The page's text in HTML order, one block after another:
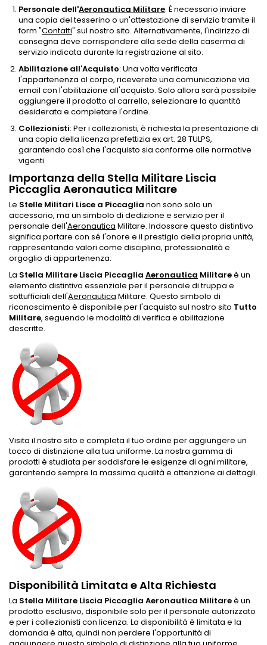
Personale dell'Aeronautica Militare: È necessario inviare
una copia del tesserino o un'attestazione di servizio tramite il
form "Contatti" sul nostro sito. Alternativamente, l'indirizzo di
consegna deve corrispondere alla sede della caserma di
servizio indicata durante la registrazione al sito.
Abilitazione all'Acquisto: Una volta verificata
l'appartenenza al corpo, riceverete una comunicazione via
email con l'abilitazione all'acquisto. Solo allora sarà possibile
aggiungere il prodotto al carrello, selezionare la quantità
desiderata e completare l'ordine.
Collezionisti: Per i collezionisti, è richiesta la presentazione di
una copia della licenza prefettizia ex art. 28 TULPS,
garantendo così che l'acquisto sia conforme alle normative
vigenti.
Importanza della Stella Militare Liscia
Piccaglia Aeronautica Militare
Le Stelle Militari Lisce a Piccaglia non sono solo un
accessorio, ma un simbolo di dedizione e servizio per il
personale dell'Aeronautica Militare. Indossare questo distintivo
significa portare con sé l'onore e il prestigio della propria unità,
rappresentando valori come disciplina, professionalità e
orgoglio di appartenenza.
La Stella Militare Liscia Piccaglia Aeronautica Militareè un
elemento distintivo essenziale per il personale di truppa e
sottufficiali dell'Aeronautica Militare. Questo simbolo di
riconoscimento è disponibile per l'acquisto sul nostro sito Tutto
Militare, seguendo le modalità di verifica e abilitazione
descritte.
Visita il nostro sito e completa il tuo ordine per aggiungere un
tocco di distinzione alla tua uniforme. La nostra gamma di
prodotti è studiata per soddisfare le esigenze di ogni militare,
garantendo sempre la massima qualità e attenzione ai dettagli.
Disponibilità Limitata e Alta Richiesta
La Stella Militare Liscia Piccaglia Aeronautica Militareè un
prodotto esclusivo, disponibile solo per il personale autorizzato
e per i collezionisti con licenza. La disponibilità è limitata e la
domanda è alta, quindi non perdere l'opportunità di